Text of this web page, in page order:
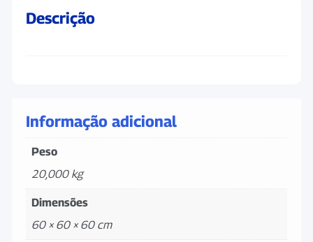
Descrição
Informação adicional
Peso
20,000 kg
Dimensões
60 × 60 × 60 cm